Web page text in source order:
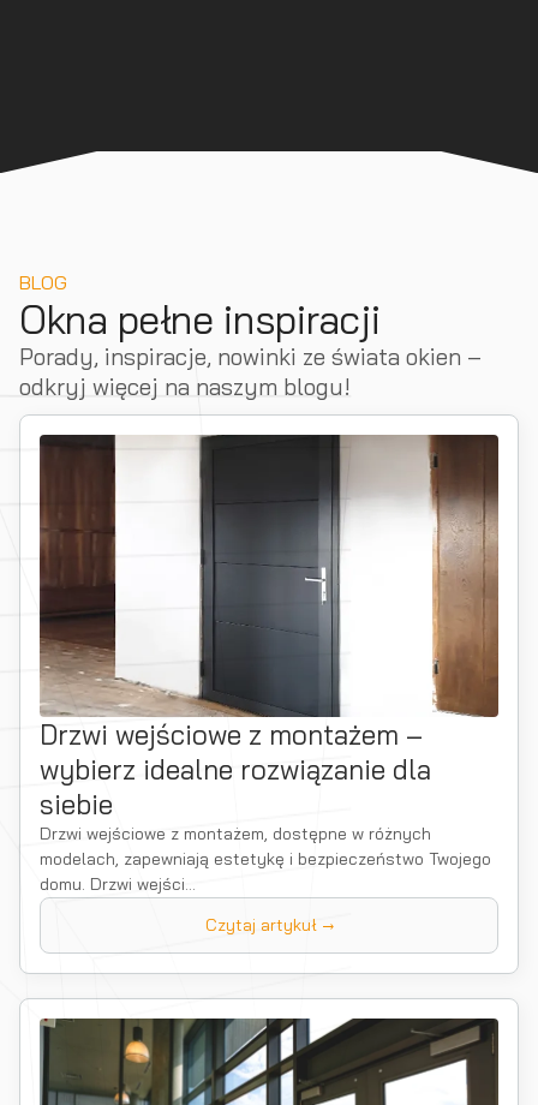
Drzwi wejściowe z montażem –
wybierz idealne rozwiązanie dla
siebie
Drzwi wejściowe z montażem, dostępne w różnych
modelach, zapewniają estetykę i bezpieczeństwo Twojego
domu. Drzwi wejści...
Czytaj artykuł →
BLOG
Okna pełne inspiracji
Porady, inspiracje, nowinki ze świata okien –
odkryj więcej na naszym blogu!